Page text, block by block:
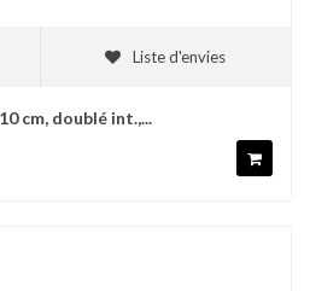
Liste d'envies
cm, doublé int.,...